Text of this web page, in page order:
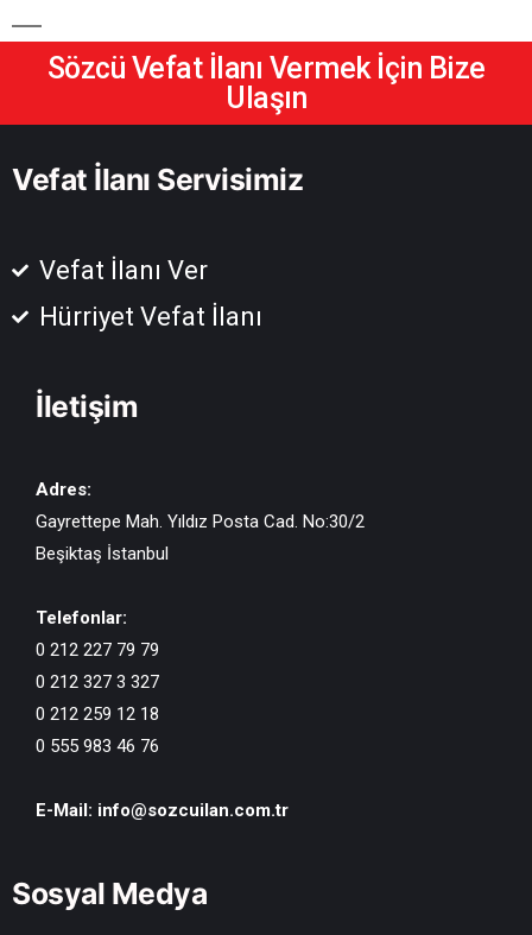
Sözcü Vefat İlanı Vermek İçin Bize
Ulaşın
Vefat İlanı Servisimiz
Vefat İlanı Ver
Hürriyet Vefat İlanı
İletişim
Adres:
Gayrettepe Mah. Yıldız Posta Cad. No:30/2
Beşiktaş İstanbul
Telefonlar:
0 212 227 79 79
0 212 327 3 327
0 212 259 12 18
0 555 983 46 76
E-Mail: info@sozcuilan.com.tr
Sosyal Medya